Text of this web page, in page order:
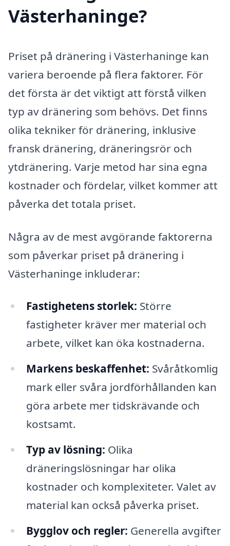
Västerhaninge?
Priset på dränering i Västerhaninge kan
variera beroende på flera faktorer. För
det första är det viktigt att förstå vilken
typ av dränering som behövs. Det finns
olika tekniker för dränering, inklusive
fransk dränering, dräneringsrör och
ytdränering. Varje metod har sina egna
kostnader och fördelar, vilket kommer att
påverka det totala priset.
Några av de mest avgörande faktorerna
som påverkar priset på dränering i
Västerhaninge inkluderar:
Fastighetens storlek: Större
fastigheter kräver mer material och
arbete, vilket kan öka kostnaderna.
Markens beskaffenhet: Svåråtkomlig
mark eller svåra jordförhållanden kan
göra arbete mer tidskrävande och
kostsamt.
Typ av lösning: Olika
dräneringslösningar har olika
kostnader och komplexiteter. Valet av
material kan också påverka priset.
Bygglov och regler: Generella avgifter